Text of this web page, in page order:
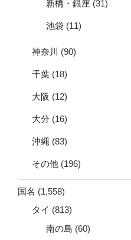
新橋・銀座 (31)
池袋 (11)
神奈川 (90)
千葉 (18)
大阪 (12)
大分 (16)
沖縄 (83)
その他 (196)
国名 (1,558)
タイ (813)
南の島 (60)